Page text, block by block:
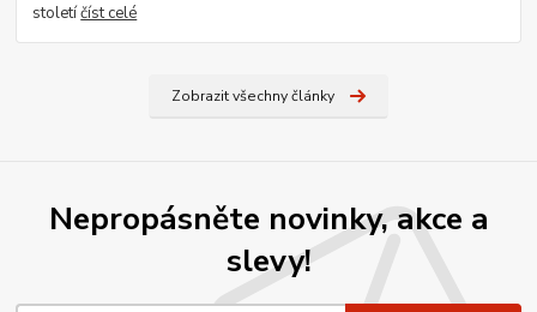
stoletíčíst celé
Zobrazit všechny články
Nepropásněte novinky, akce a
slevy!